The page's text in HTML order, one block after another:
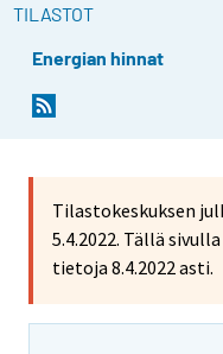
TILASTOT
Energian hinnat
Tilastokeskuksen
5.4.2022. Tällä
tietoja 8.4.2022 asti.